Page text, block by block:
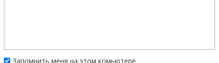
Запомнить меня на этом комьютере